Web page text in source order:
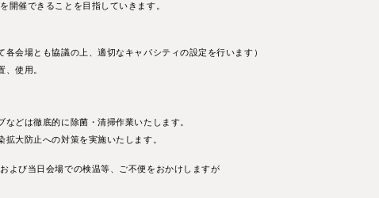
開催できることを⽬指していきます。
会場とも協議の上、適切なキャパシティの設定を⾏います）
、使⽤。
どは徹底的に除菌・清掃作業いたします。
⼤防⽌への対策を実施いたします。
よび当⽇会場での検温等、ご不便をおかけしますが